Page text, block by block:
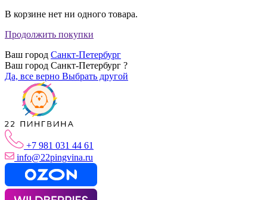
В корзине нет ни одного товара.
Продолжить покупки
Ваш город Санкт-Петербург
Ваш город Санкт-Петербург ?
Да, все верно Выбрать другой
+7 981 031 44 61
info@22pingvina.ru